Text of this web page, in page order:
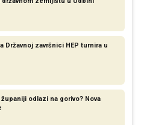
Državnoj završnici HEP turnira u
odlazi na gorivo? Nova